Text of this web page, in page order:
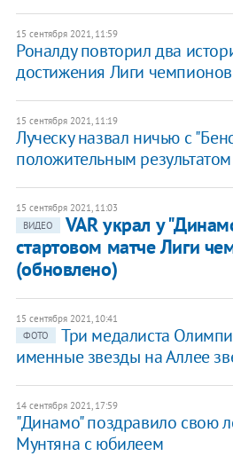
15 сентября 2021, 11:59
Роналду повторил два
достижения Лиги чемпионов
15 сентября 2021, 11:19
Луческу назвал ничью с
положительным результатом
15 сентября 2021, 11:03
ВИДЕО
VAR украл у
стартовом матче Лиги
(обновлено)
15 сентября 2021, 10:41
ФОТО
Три медалиста
именные звезды на Аллее
14 сентября 2021, 17:59
"Динамо" поздравило свою
Мунтяна с юбилеем